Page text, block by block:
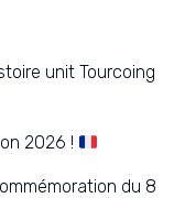
unit Tourcoing
2026 !
du 8